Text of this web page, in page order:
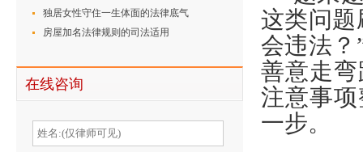
独居女性守住一生体面的法律底气
房屋加名法律规则的司法适用
在线咨询
这类问题
会违法？
善意走
注意事
一步。